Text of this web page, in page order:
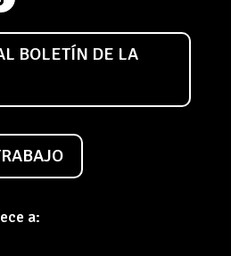
BOLETÍN DE LA
a: